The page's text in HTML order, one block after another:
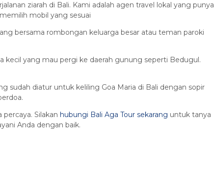
ziarah di Bali. Kami adalah agen travel lokal yang punya
mobil yang sesuai
bersama rombongan keluarga besar atau teman paroki
kecil yang mau pergi ke daerah gunung seperti Bedugul.
sudah diatur untuk keliling Goa Maria di Bali dengan sopir
percaya. Silakan hubungi Bali Aga Tour sekarang untuk tanya
Anda dengan baik.